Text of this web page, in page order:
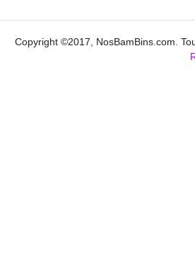
Copyright ©2017, NosBamBins.com.